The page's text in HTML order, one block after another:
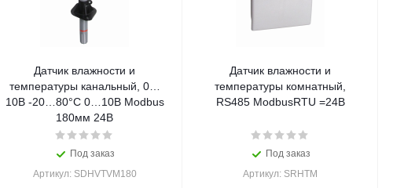
Датчик влажности и
температуры канальный, 0…
10В -20…80°C 0…10В Modbus
180мм 24В
Под заказ
Артикул: SDHVTVM180
Датчик влажности и
температуры комнатный,
RS485 ModbusRTU =24В
Под заказ
Артикул: SRHTM